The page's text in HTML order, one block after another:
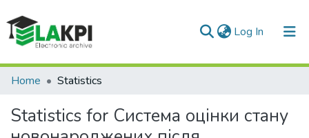
Log In (current)
Communities & Collections
All of DSpace
Home Statistics
Statistics for Система оцінки стану